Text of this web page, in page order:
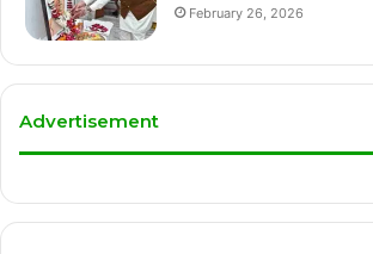
February 26, 2026
Advertisement